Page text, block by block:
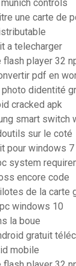
controls
une carte de
a telecharger
flash player 32
pdf en
didentité
cracked apk
smart switch
sur le coté
pour windows 7
system
encore code
de la carte
windows 10
la boue
gratuit
mobile